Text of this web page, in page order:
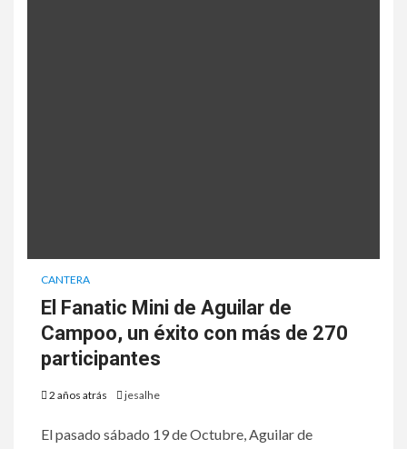
CANTERA
El Fanatic Mini de Aguilar de
Campoo, un éxito con más de 270
participantes
2 años atrás jesalhe
El pasado sábado 19 de Octubre, Aguilar de